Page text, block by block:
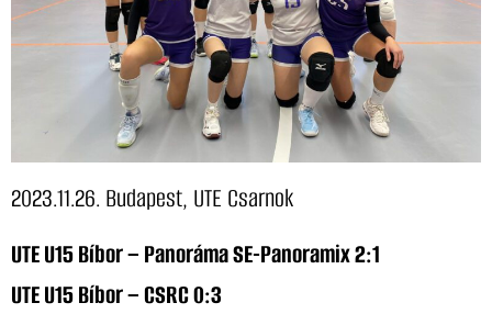
2023.11.26. Budapest, UTE Csarnok
UTE U15 Bíbor – Panoráma SE-Panoramix 2:1
UTE U15 Bíbor – CSRC 0:3